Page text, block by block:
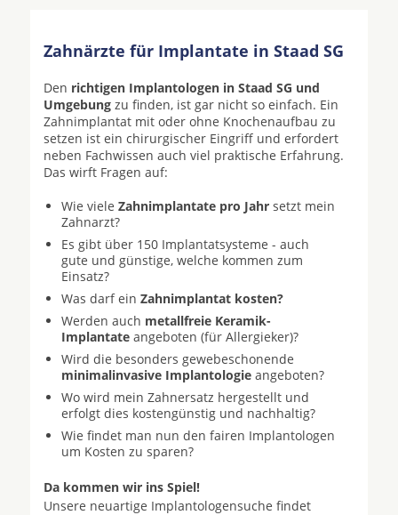
Zahnärzte für Implantate in Staad SG
Den richtigen Implantologen in Staad SG und
Umgebung zu finden, ist gar nicht so einfach. Ein
Zahnimplantat mit oder ohne Knochenaufbau zu
setzen ist ein chirurgischer Eingriff und erfordert
neben Fachwissen auch viel praktische Erfahrung.
Das wirft Fragen auf:
Wie viele Zahnimplantate pro Jahr setzt mein
Zahnarzt?
Es gibt über 150 Implantatsysteme - auch
gute und günstige, welche kommen zum
Einsatz?
Was darf ein Zahnimplantat kosten?
Werden auch metallfreie Keramik-
Implantate angeboten (für Allergieker)?
Wird die besonders gewebeschonende
minimalinvasive Implantologie angeboten?
Wo wird mein Zahnersatz hergestellt und
erfolgt dies kostengünstig und nachhaltig?
Wie findet man nun den fairen Implantologen
um Kosten zu sparen?
Da kommen wir ins Spiel!
Unsere neuartige Implantologensuche findet